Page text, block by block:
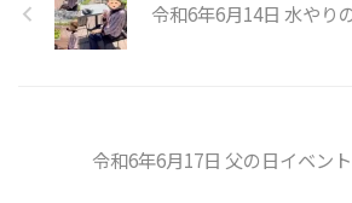
令和6年6月14日 水やり
令和6年6月17日 父の日イベン